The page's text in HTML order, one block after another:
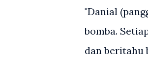
"Danial
bomba.
dan beritahu